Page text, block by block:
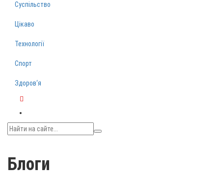
Суспільство
Цікаво
Технології
Спорт
Здоров‘я
Блоги